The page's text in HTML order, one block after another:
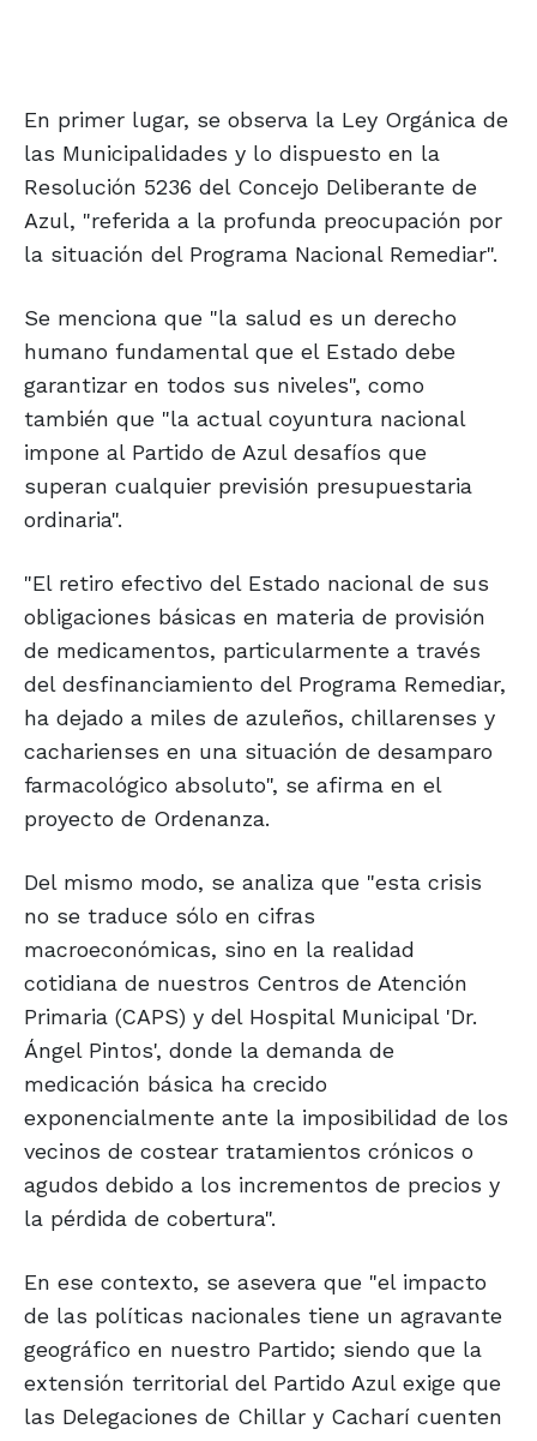
En primer lugar, se observa la Ley Orgánica de
las Municipalidades y lo dispuesto en la
Resolución 5236 del Concejo Deliberante de
Azul, "referida a la profunda preocupación por
la situación del Programa Nacional Remediar".
Se menciona que "la salud es un derecho
humano fundamental que el Estado debe
garantizar en todos sus niveles", como
también que "la actual coyuntura nacional
impone al Partido de Azul desafíos que
superan cualquier previsión presupuestaria
ordinaria".
"El retiro efectivo del Estado nacional de sus
obligaciones básicas en materia de provisión
de medicamentos, particularmente a través
del desfinanciamiento del Programa Remediar,
ha dejado a miles de azuleños, chillarenses y
cacharienses en una situación de desamparo
farmacológico absoluto", se afirma en el
proyecto de Ordenanza.
Del mismo modo, se analiza que "esta crisis
no se traduce sólo en cifras
macroeconómicas, sino en la realidad
cotidiana de nuestros Centros de Atención
Primaria (CAPS) y del Hospital Municipal 'Dr.
Ángel Pintos', donde la demanda de
medicación básica ha crecido
exponencialmente ante la imposibilidad de los
vecinos de costear tratamientos crónicos o
agudos debido a los incrementos de precios y
la pérdida de cobertura".
En ese contexto, se asevera que "el impacto
de las políticas nacionales tiene un agravante
geográfico en nuestro Partido; siendo que la
extensión territorial del Partido Azul exige que
las Delegaciones de Chillar y Cacharí cuenten